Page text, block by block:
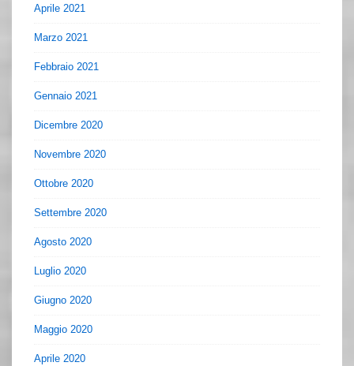
Aprile 2021
Marzo 2021
Febbraio 2021
Gennaio 2021
Dicembre 2020
Novembre 2020
Ottobre 2020
Settembre 2020
Agosto 2020
Luglio 2020
Giugno 2020
Maggio 2020
Aprile 2020